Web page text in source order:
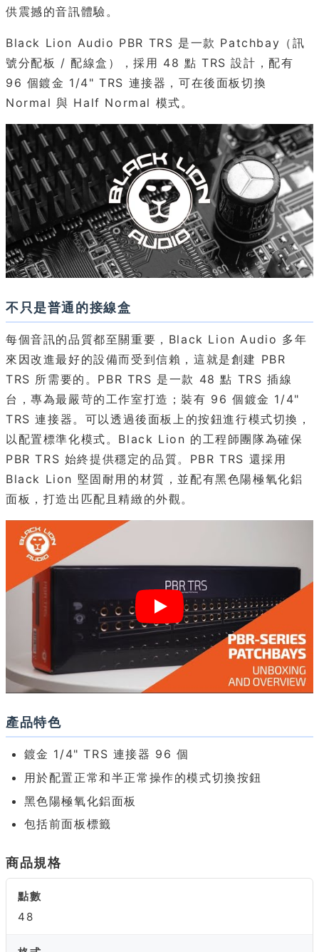
供震撼的音訊體驗。
Black Lion Audio PBR TRS 是一款 Patchbay（訊
號分配板 / 配線盒），採用 48 點 TRS 設計，配有
96 個鍍金 1/4" TRS 連接器，可在後面板切換
Normal 與 Half Normal 模式。
不只是普通的接線盒
每個音訊的品質都至關重要，Black Lion Audio 多年
來因改進最好的設備而受到信賴，這就是創建 PBR
TRS 所需要的。PBR TRS 是一款 48 點 TRS 插線
台，專為最嚴苛的工作室打造；裝有 96 個鍍金 1/4"
TRS 連接器。可以透過後面板上的按鈕進行模式切換，
以配置標準化模式。Black Lion 的工程師團隊為確保
PBR TRS 始終提供穩定的品質。PBR TRS 還採用
Black Lion 堅固耐用的材質，並配有黑色陽極氧化鋁
面板，打造出匹配且精緻的外觀。
產品特色
鍍金 1/4" TRS 連接器 96 個
用於配置正常和半正常操作的模式切換按鈕
黑色陽極氧化鋁面板
包括前面板標籤
商品規格
點數
48